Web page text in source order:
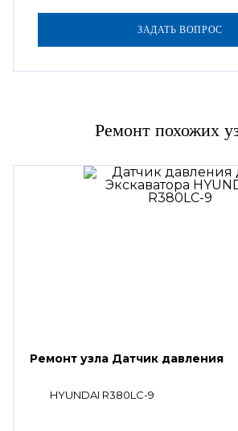
Ремонт похожих
Ремонт узла Датчик давления
HYUNDAI R380LC-9